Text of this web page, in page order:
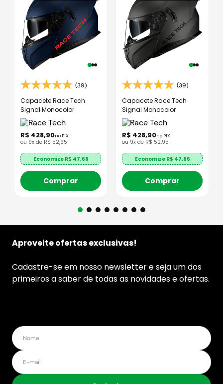
(39)
Capacete Race Tech
Signal Monocolor
R$ 428,90no PIX
ou 9x de R$ 52,95
Economize R$ 47,66
Comprar
(39)
Capacete Race Tech
Signal Monocolor
R$ 428,90no PIX
ou 9x de R$ 52,95
Economize R$ 47,66
Comprar
Aproveite ofertas exclusivas!
Cadastre-se em nosso newsletter e seja um dos
primeiros a saber de todas as novidades e ofertas.